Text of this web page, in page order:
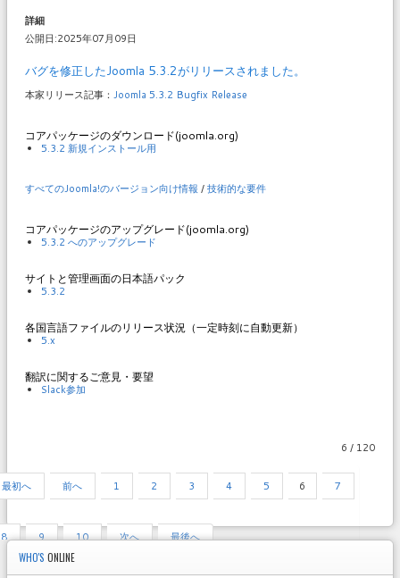
詳細
公開日:2025年07月09日
バグを修正したJoomla 5.3.2がリリースされました。
本家リリース記事： Joomla 5.3.2 Bugfix Release
コアパッケージのダウンロード(joomla.org)
5.3.2 新規インストール用
すべてのJoomla!のバージョン向け情報 /技術的な要件
コアパッケージのアップグレード(joomla.org)
5.3.2 へのアップグレード
サイトと管理画面の日本語パック
5.3.2
各国言語ファイルのリリース状況（一定時刻に自動更新）
5.x
翻訳に関するご意見・要望
Slack参加
6 / 120
最初へ 前へ 1 2 3 4 5 6 7
8 9 10 次へ
最後へ
WHO'S ONLINE